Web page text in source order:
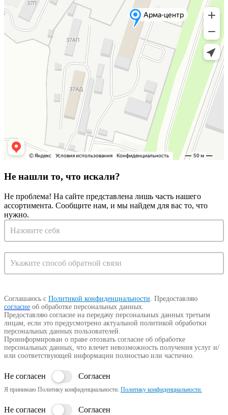
Не нашли то, что искали?
Не проблема! На сайте представлена лишь часть нашего
ассортимента. Сообщите нам, и мы найдем для вас то, что
нужно.
Запрос
на
консультацию
Соглашаюсь с Политикой конфиденциальности Предоставляю
согласие об обработке персональных данных.
Предоставляю согласие на передачу персональных данных третьим
лицам, если это предусмотрено актуальной политикой обработки
персональных данных пользователей.
Проинформирован о праве отозвать согласие об обработке
персональных данных, что влечет невозможность получения услуг и/
или соответствующей информации полностью или частично.
Не согласен Согласен
Я принимаю Политику конфиденциальности. Политику конфиденциальности.
Не согласен Согласен